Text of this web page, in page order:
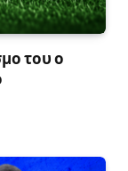
του ο